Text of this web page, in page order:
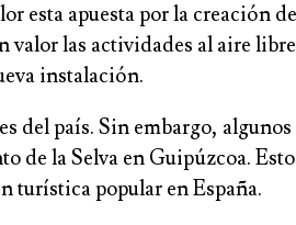
esta apuesta por la creación
las actividades al aire
instalación.
del país. Sin embargo,
de la Selva en Guipúzcoa.
turística popular en España.